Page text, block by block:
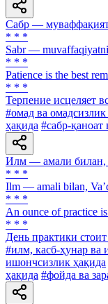
Сабр —
* * *
Sabr —
* * *
Patience is the best
* * *
Терпение исцеляет
#омад ва омадсизлик
ҳақида #сабр-қаноат
Илм — амали билан,
* * *
Ilm — amali bilan,
* * *
An ounce of practice
* * *
День практики
#илм, касб-ҳунар ва
ишончсизлик ҳақида
ҳақида #фойда ва